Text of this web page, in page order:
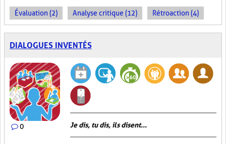
Évaluation (2) Analyse critique (12) Rétroaction (4)
DIALOGUES INVENTÉS
0 Je dis, tu dis, ils disent...